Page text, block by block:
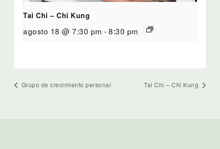
Tai Chi – Chi Kung
agosto 18 @ 7:30 pm -8:30 pm
Grupo de crecimiento personal Tai Chi – Chi Kung